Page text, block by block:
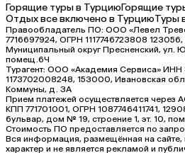
Горящие туры в ТурциюГорящие
Отдых все включено в ТурциюТуры
Правообладатель ПО: ООО «Левел
7716697924, ОГРН 1117746723808 123056,
Муниципальный округ Пресненский, ул.
помещ.6Ч
Турагент: ООО «Академия Сервиса» ИНН
1173702008248, 153000, Ивановская
Коммуны, д. ЗА
Прием платежей осуществляется через
КПП 771701001, ОГРН 1087746411741,
бульвар, дом № 19, строение 1, эт. 10,
Стоимость ПО предоставляется по
Вся информация, размещённая на
характер и не является рекламой и